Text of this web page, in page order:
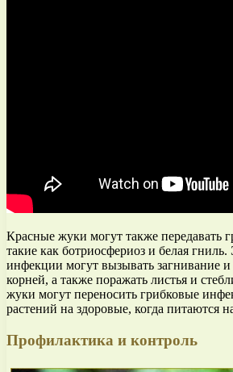
Красные жуки могут также передавать
такие как ботриосфериоз и белая
инфекции могут вызывать загнивание и
корней, а также поражать листья и
жуки могут переносить грибковые
растений на здоровые, когда питаются
Профилактика и контроль